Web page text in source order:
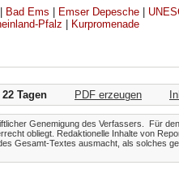
Bad Ems Emser Depesche
Pfalz Kurpromenade
22 Tagen PDF erzeugen
Genemigung des Verfassers. Für
obliegt. Redaktionelle Inhalte von
Gesamt-Textes ausmacht, als solches